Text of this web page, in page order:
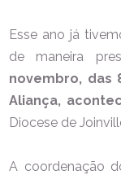
Esse ano já
de maneira
novembro, das
Aliança,
Diocese de
A coordenação